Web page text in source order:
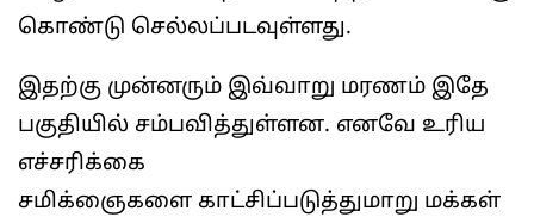
கொண்டு செல்லப்படவுள்ளது.
இதற்கு முன்னரும் இவ்வாறு மரணம் இதே
பகுதியில் சம்பவித்துள்ளன. எனவே உரிய
எச்சரிக்கை
சமிக்ஞைகளை காட்சிப்படுத்துமாறு மக்கள்